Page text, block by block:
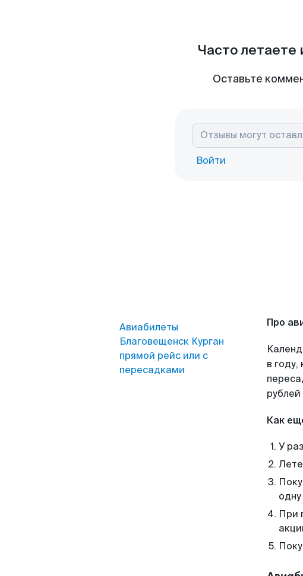
Часто летаете
Оставьте
Войти
Авиабилеты
Благовещенск Курган
прямой рейс или с
пересадками
Про
в
Как
У
При